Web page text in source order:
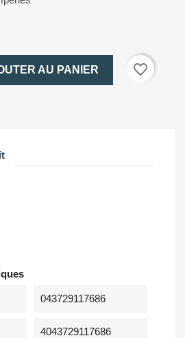
AU PANIER
favorite_border
043729117686
4043729117686